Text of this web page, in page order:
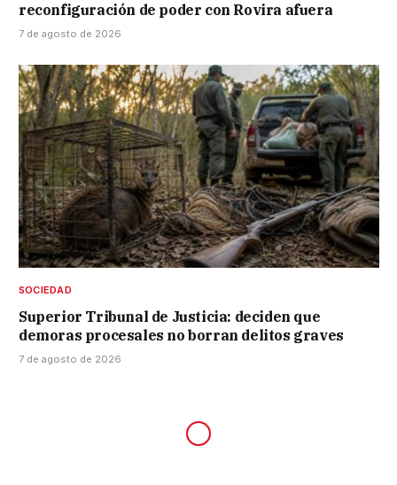
reconfiguración de poder con Rovira afuera
7 de agosto de 2026
SOCIEDAD
Superior Tribunal de Justicia: deciden que
demoras procesales no borran delitos graves
7 de agosto de 2026